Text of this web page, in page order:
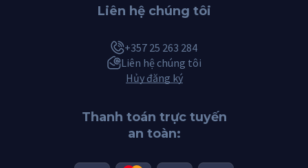
Liên hệ chúng tôi
+357 25 263 284
Liên hệ chúng tôi
Hủy đăng ký
Thanh toán trực tuyến
an toàn: